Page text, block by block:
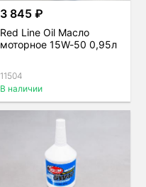
3 845 ₽
Red Line Oil Масло
моторное 15W-50 0,95л
11504
В наличии